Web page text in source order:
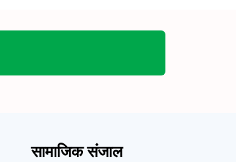
सामाजिक संजाल